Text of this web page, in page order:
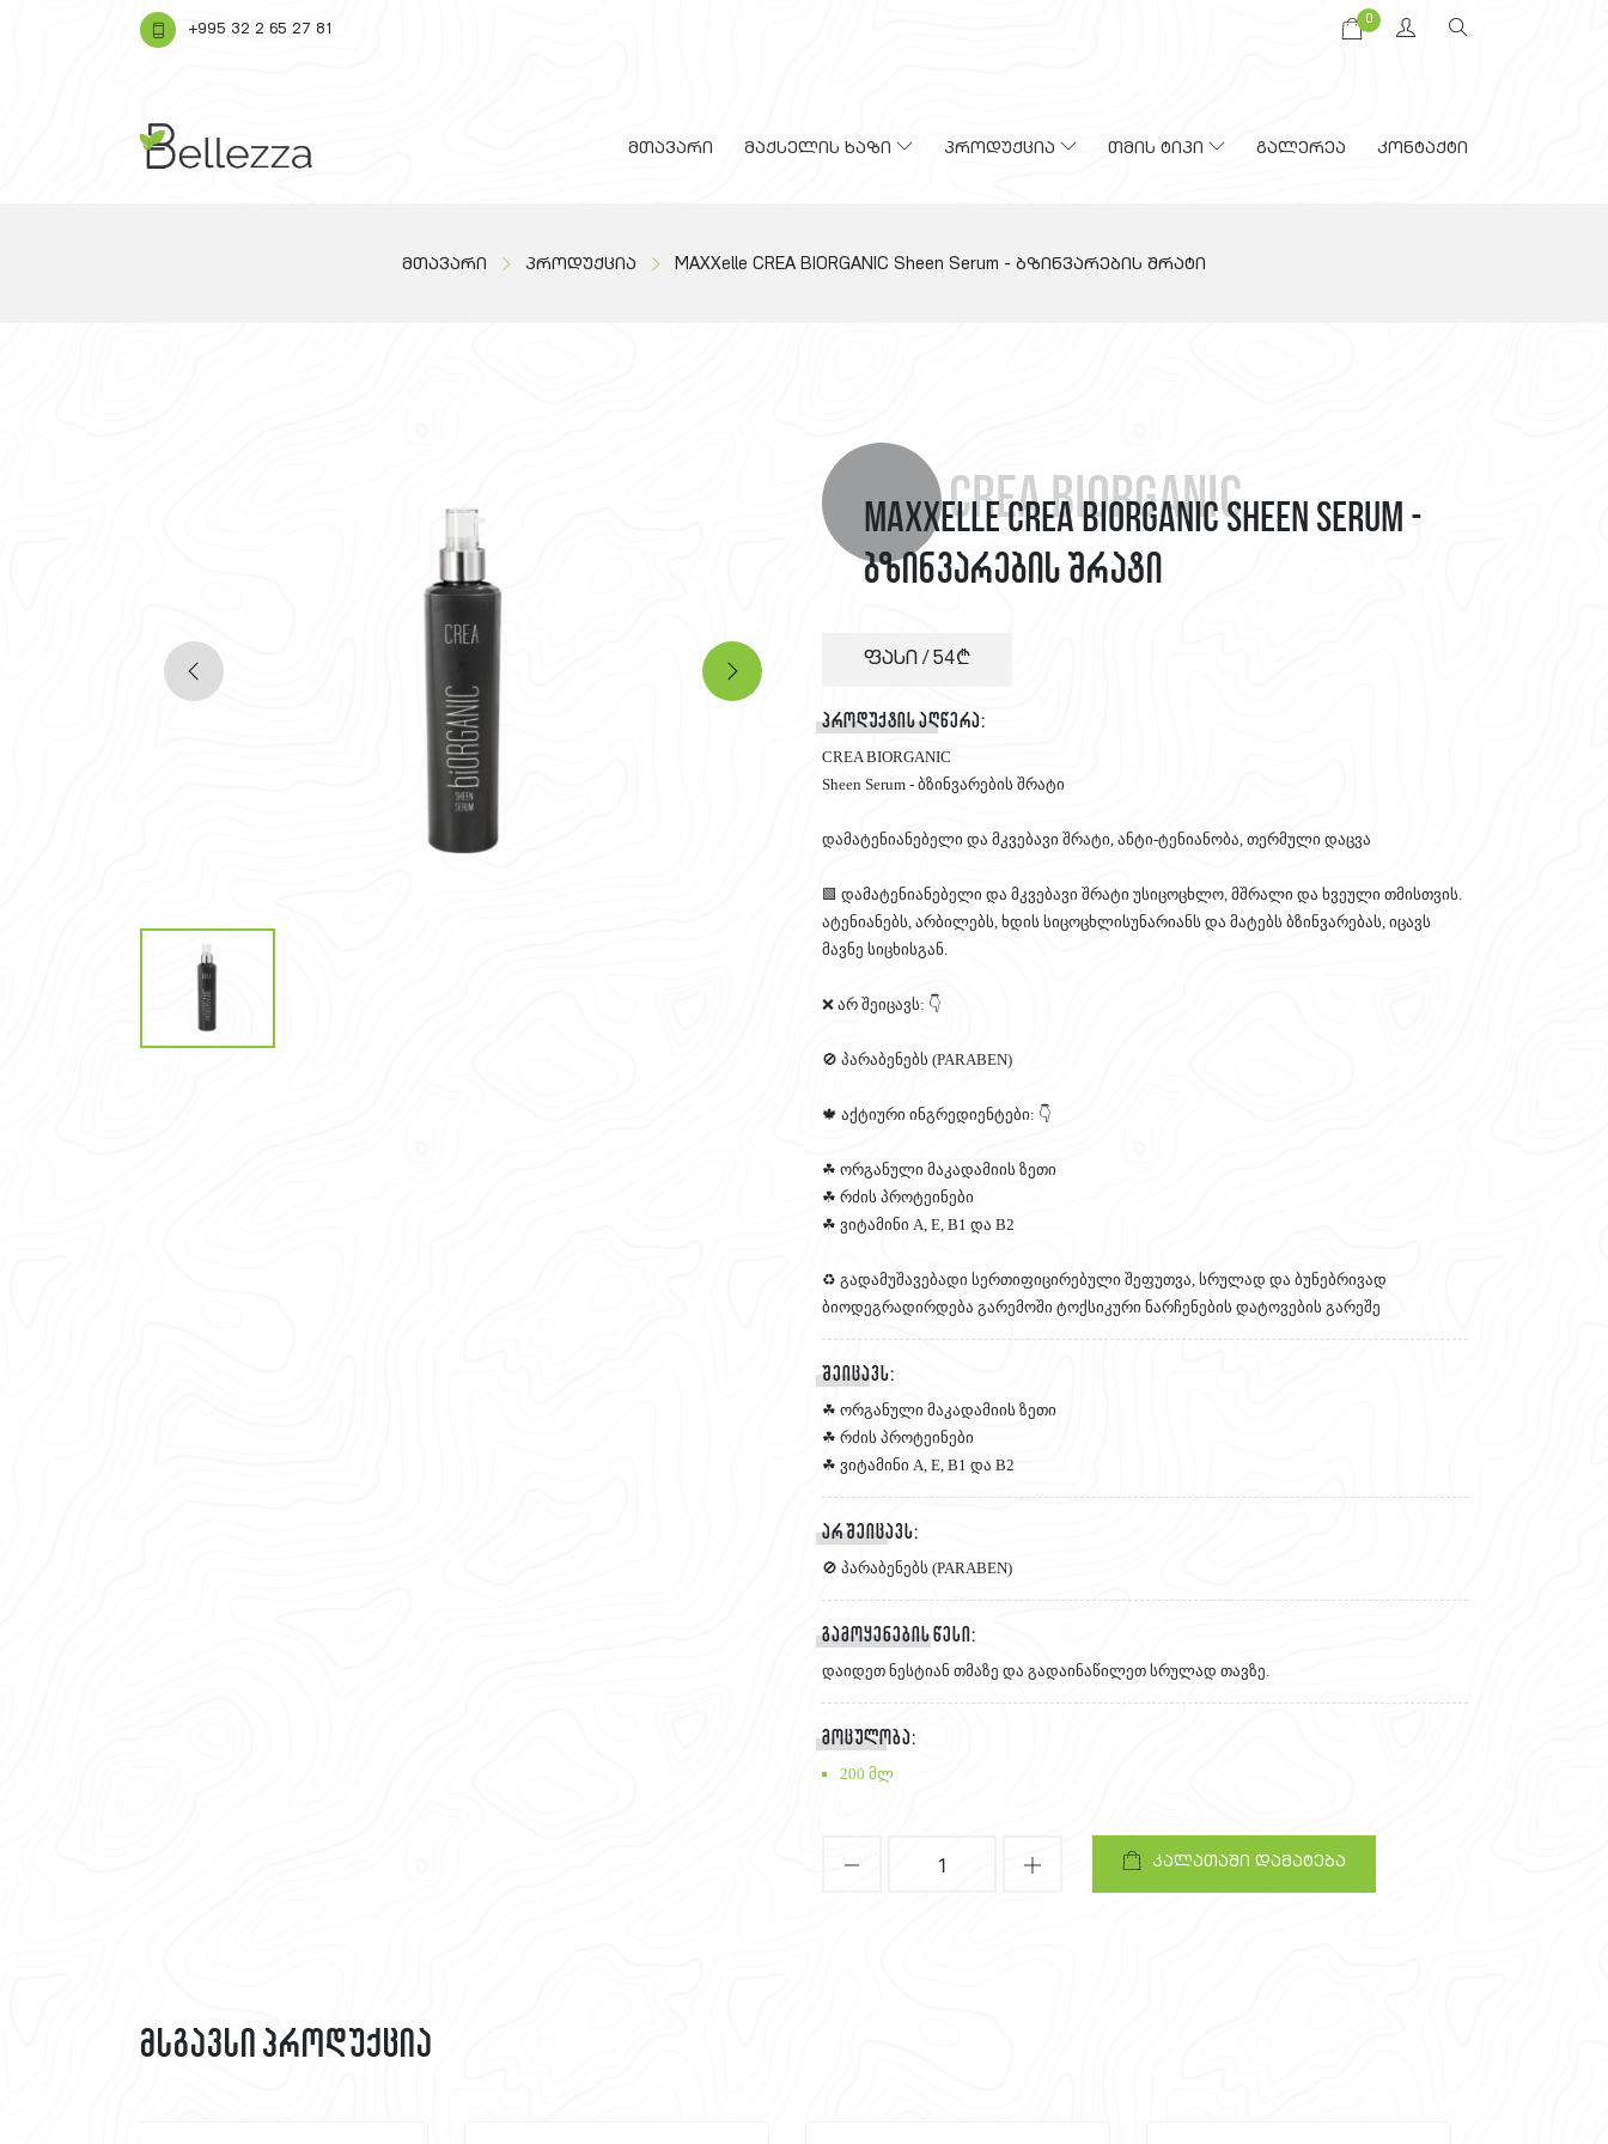
+995 32 2 65 27 81
0
მთავარი მაქსელის ხაზი პროდუქცია თმის ტიპი გალერეა კონტაქტი
მთავარი პროდუქცია MAXXelle CREA BIORGANIC Sheen Serum - ბზინვარების შრატი
Crea biORGANIC
MAXXelle CREA BIORGANIC Sheen Serum -
ბზინვარების შრატი
ფასი / 54
პროდუქტის აღწერა:
CREA BIORGANIC
Sheen Serum - ბზინვარების შრატი
დამატენიანებელი და მკვებავი შრატი, ანტი-ტენიანობა, თერმული დაცვა
🟩 დამატენიანებელი და მკვებავი შრატი უსიცოცხლო, მშრალი და ხვეული თმისთვის.
ატენიანებს, არბილებს, ხდის სიცოცხლისუნარიანს და მატებს ბზინვარებას, იცავს
მავნე სიცხისგან.
❌ არ შეიცავს: 👇
🚫 პარაბენებს (PARABEN)
🍁 აქტიური ინგრედიენტები: 👇
☘ ორგანული მაკადამიის ზეთი
☘ რძის პროტეინები
☘ ვიტამინი A, E, B1 და B2
♻ გადამუშავებადი სერთიფიცირებული შეფუთვა, სრულად და ბუნებრივად
ბიოდეგრადირდება გარემოში ტოქსიკური ნარჩენების დატოვების გარეშე
შეიცავს:
☘ ორგანული მაკადამიის ზეთი
☘ რძის პროტეინები
☘ ვიტამინი A, E, B1 და B2
არ შეიცავს:
🚫 პარაბენებს (PARABEN)
გამოყენების წესი:
დაიდეთ ნესტიან თმაზე და გადაინაწილეთ სრულად თავზე.
მოცულობა:
200 მლ
1 კალათაში დამატება
მსგავსი პროდუქცია